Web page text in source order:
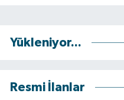
Yükleniyor...
Resmi İlanlar